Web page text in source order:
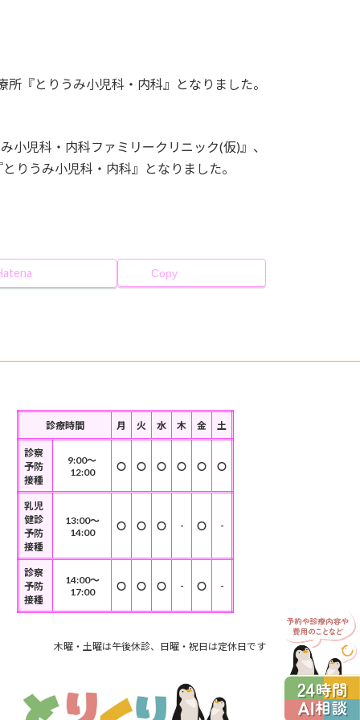
『とりうみ小児科・内科』となりました。
小児科・内科ファミリークリニック(仮)』、
りうみ小児科・内科』となりました。
Copy
診療時間 月 火 水 木 金 土
診察
予防
接種
9:00～
12:00
〇 〇 〇 〇 〇 〇
乳児
健診
予防
接種
13:00～
14:00
〇 〇 〇 - 〇 -
診察
予防
接種
14:00～
17:00
〇 〇 〇 - 〇 -
木曜・土曜は午後休診、日曜・祝日は定休日です